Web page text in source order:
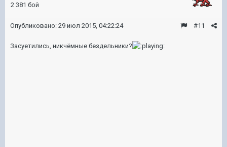
2 381 бой
#11
Опубликовано: 29 июл 2015, 04:22:24
Засуетились, никчёмные бездельники?